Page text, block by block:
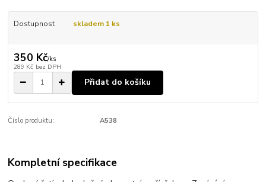
Dostupnost skladem 1 ks
350 Kč/ks
289 Kč bez DPH
Přidat do košíku
Číslo produktu: A538
Kompletní specifikace